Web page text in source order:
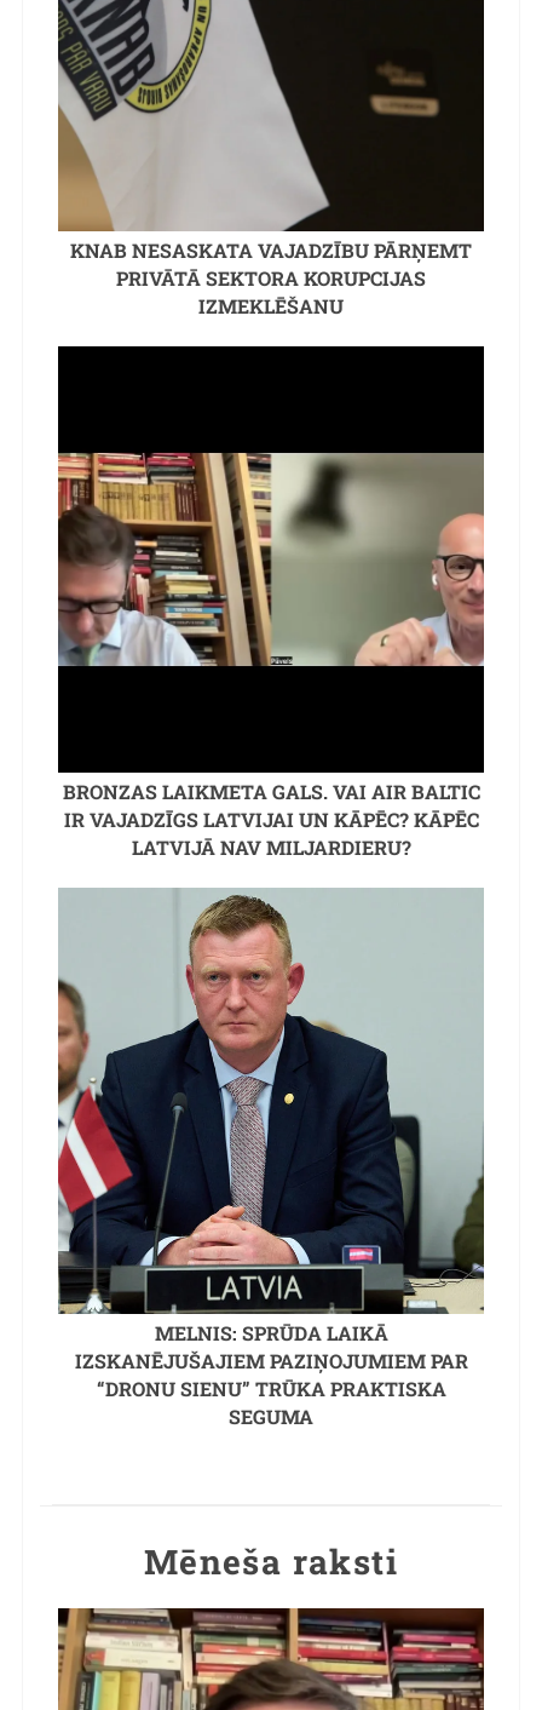
KNAB NESASKATA VAJADZĪBU PĀRŅEMT
PRIVĀTĀ SEKTORA KORUPCIJAS
IZMEKLĒŠANU
BRONZAS LAIKMETA GALS. VAI AIR BALTIC
IR VAJADZĪGS LATVIJAI UN KĀPĒC? KĀPĒC
LATVIJĀ NAV MILJARDIERU?
MELNIS: SPRŪDA LAIKĀ
IZSKANĒJUŠAJIEM PAZIŅOJUMIEM PAR
“DRONU SIENU” TRŪKA PRAKTISKA
SEGUMA
Mēneša raksti